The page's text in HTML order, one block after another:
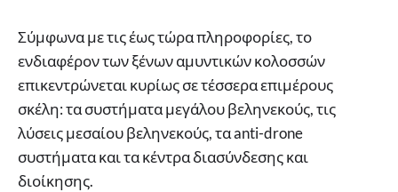
Σύμφωνα με τις έως τώρα πληροφορίες, το
ενδιαφέρον των ξένων αμυντικών κολοσσών
επικεντρώνεται κυρίως σε τέσσερα επιμέρους
σκέλη: τα συστήματα μεγάλου βεληνεκούς, τις
λύσεις μεσαίου βεληνεκούς, τα anti-drone
συστήματα και τα κέντρα διασύνδεσης και
διοίκησης.